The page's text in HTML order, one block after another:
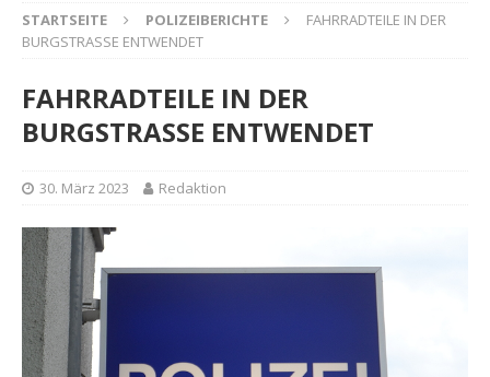
STARTSEITE POLIZEIBERICHTE
FAHRRADTEILE IN DER
BURGSTRASSE ENTWENDET
FAHRRADTEILE IN DER
BURGSTRASSE ENTWENDET
30. März 2023 Redaktion